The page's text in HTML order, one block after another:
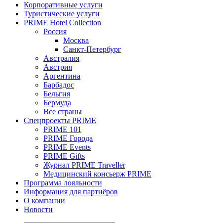
Корпоративные услуги
Туристические услуги
PRIME Hotel Collection
Россия
Москва
Санкт-Петербург
Австралия
Австрия
Аргентина
Барбадос
Бельгия
Бермуда
Все страны
Спецпроекты PRIME
PRIME 101
PRIME Города
PRIME Events
PRIME Gifts
Журнал PRIME Traveller
Медицинский консьерж PRIME
Программа лояльности
Информация для партнёров
О компании
Новости